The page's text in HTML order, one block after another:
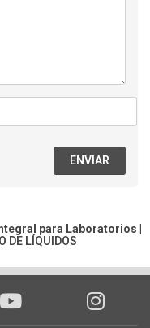
ENVIAR
para Laboratorios |
DE LÍQUIDOS